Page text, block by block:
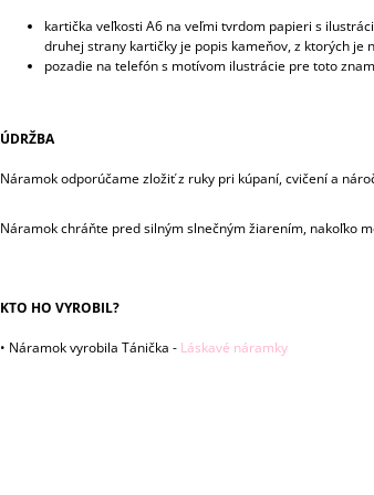
kartička veľkosti A6 na veľmi tvrdom papieri s
druhej strany kartičky je popis kameňov, z ktorých je
pozadie na telefón s motívom ilustrácie pre toto
ÚDRŽBA
Náramok odporúčame zložiť z ruky pri kúpaní, cvičení a
Náramok chráňte pred silným slnečným žiarením, nakoľko
KTO HO VYROBIL?
• Náramok vyrobila Tánička - Láskavé náramky